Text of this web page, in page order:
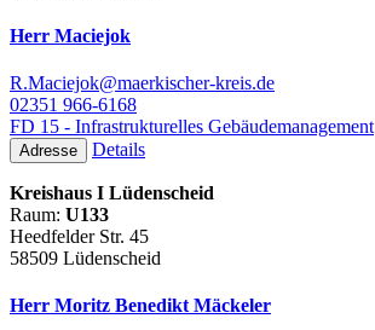
Herr Maciejok
R.Maciejok@maerkischer-kreis.de
02351 966-6168
FD 15 - Infrastrukturelles Gebäudemanagement
Adresse Details
Kreishaus I Lüdenscheid
Raum: U133
Heedfelder Str. 45
58509 Lüdenscheid
Herr Moritz Benedikt Mäckeler